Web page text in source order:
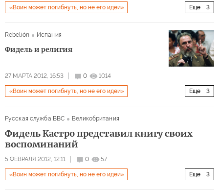
Еще 3
«Воин может погибнуть, но не его идеи»
Rebelión
Испания
Фидель и религия
27 МАРТА 2012, 16:53 0 1014
Еще 3
«Воин может погибнуть, но не его идеи»
Русская служба BBC
Великобритания
Фидель Кастро представил книгу своих
воспоминаний
5 ФЕВРАЛЯ 2012, 12:11 0 57
Еще 3
«Воин может погибнуть, но не его идеи»